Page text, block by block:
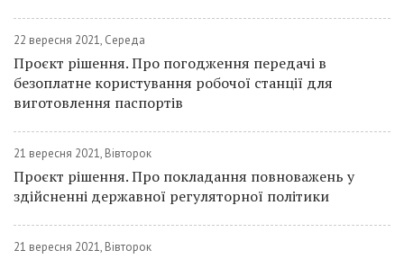
22 вересня 2021, Середа
Проєкт рішення. Про погодження передачі в
безоплатне користування робочої станції для
виготовлення паспортів
21 вересня 2021, Вівторок
Проєкт рішення. Про покладання повноважень у
здійсненні державної регуляторної політики
21 вересня 2021, Вівторок